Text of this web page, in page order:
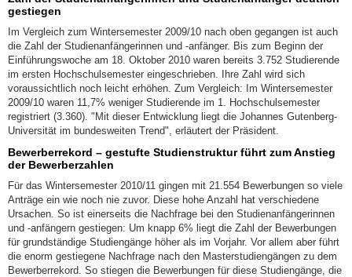
gestiegen
Im Vergleich zum Wintersemester 2009/10 nach oben gegangen ist auch
die Zahl der Studienanfängerinnen und -anfänger. Bis zum Beginn der
Einführungswoche am 18. Oktober 2010 waren bereits 3.752 Studierende
im ersten Hochschulsemester eingeschrieben. Ihre Zahl wird sich
voraussichtlich noch leicht erhöhen. Zum Vergleich: Im Wintersemester
2009/10 waren 11,7% weniger Studierende im 1. Hochschulsemester
registriert (3.360). "Mit dieser Entwicklung liegt die Johannes Gutenberg-
Universität im bundesweiten Trend", erläutert der Präsident.
Bewerberrekord – gestufte Studienstruktur führt zum Anstieg
der Bewerberzahlen
Für das Wintersemester 2010/11 gingen mit 21.554 Bewerbungen so viele
Anträge ein wie noch nie zuvor. Diese hohe Anzahl hat verschiedene
Ursachen. So ist einerseits die Nachfrage bei den Studienanfängerinnen
und -anfängern gestiegen: Um knapp 6% liegt die Zahl der Bewerbungen
für grundständige Studiengänge höher als im Vorjahr. Vor allem aber führt
die enorm gestiegene Nachfrage nach den Masterstudiengängen zu dem
Bewerberrekord. So stiegen die Bewerbungen für diese Studiengänge, die